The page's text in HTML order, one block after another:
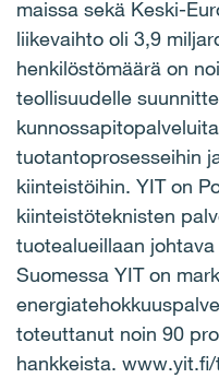
maissa sekä Keski-
liikevaihto oli 3,9
henkilöstömäärä on
teollisuudelle
tuotantoprosesseihin
kiinteistöihin. YIT on
kiinteistöteknisten
tuotealueillaan
Suomessa YIT on
toteuttanut noin 90
hankkeista.